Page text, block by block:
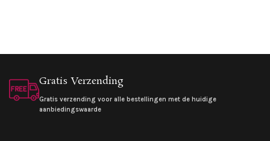
Gratis Verzending
Gratis verzending voor alle bestellingen met de huidige
aanbiedingswaarde